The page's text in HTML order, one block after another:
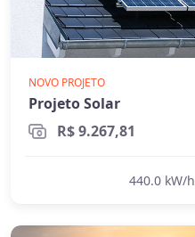
NOVO PROJETO
Projeto Solar
R$ 9.267,81
440.0 kW/h